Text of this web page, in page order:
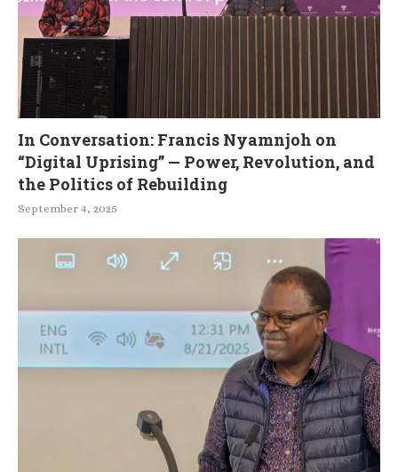
In Conversation: Francis Nyamnjoh on
“Digital Uprising” — Power, Revolution, and
the Politics of Rebuilding
September 4, 2025